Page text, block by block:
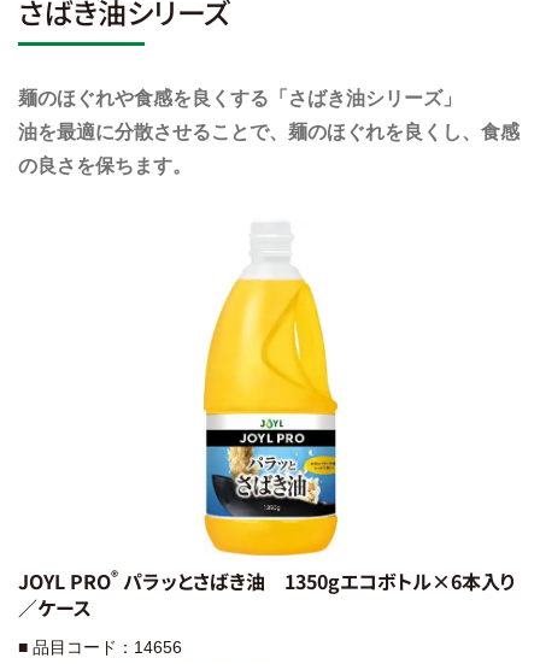
さばき油シリーズ
麺のほぐれや食感を良くする「さばき油シリーズ」
油を最適に分散させることで、麺のほぐれを良くし、食感
の良さを保ちます。
JOYL PRO®︎ パラッとさばき油 1350gエコボトル×6本入り
／ケース
■ 品目コード：14656